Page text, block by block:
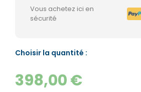
Vous achetez ici en
sécurité
Choisir la quantité :
398,00 €